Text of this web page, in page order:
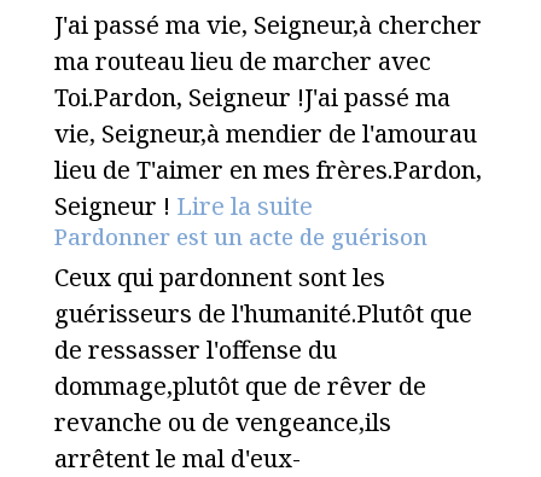
J'ai passé ma vie, Seigneur,à chercher
ma routeau lieu de marcher avec
Toi.Pardon, Seigneur !J'ai passé ma
vie, Seigneur,à mendier de l'amourau
lieu de T'aimer en mes frères.Pardon,
Seigneur ! Lire la suite
Pardonner est un acte de guérison
Ceux qui pardonnent sont les
guérisseurs de l'humanité.Plutôt que
de ressasser l'offense du
dommage,plutôt que de rêver de
revanche ou de vengeance,ils
arrêtent le mal d'eux-